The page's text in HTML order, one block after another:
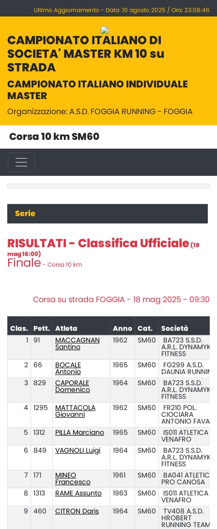
Ultimo Aggiornamento - Data: 10 agosto 2025 / Ora: 23:08:46
CAMPIONATO ITALIANO DI
SOCIETA' MASTER KM 10 su
STRADA
CAMPIONATO ITALIANO INDIVIDUALE
MASTER
Organizzazione: A.S.D. FOGGIA RUNNING - FOGGIA
Corsa 10 km SM60
Serie
RISULTATI - Classifica Ufficiale (18
mag 16:00)
Finale - Corsa 10 km
Corsa su strada FOGGIA - 18 mag 2025 - 09:30
Clas. Pett. Atleta Anno Cat.
Società
91
MACCAGNAN
Santino
1962 SM60
BA723 S.S.D.
A.R.L. DYNAMYK
FITNESS
2
66
BOCALE
Antonio
1965 SM60
FG299 A.S.D.
DAUNIA RUNNING
3
829
CAPORALE
Domenico
1964 SM60
BA723 S.S.D.
A.R.L. DYNAMYK
FITNESS
4
1295
MATTACOLA
Giovanni
1962 SM60
FR210 POL.
CIOCIARA
ANTONIO FAVA
5
1312 PILLA Marciano 1965 SM60
IS011 ATLETICA
VENAFRO
6
849 VAGNOLI Luigi 1964 SM60
BA723 S.S.D.
A.R.L. DYNAMYK
FITNESS
7
171
MINEO
Francesco
1961 SM60
BA041 ATLETICA
PRO CANOSA
8
1313 RAME Assunto 1963 SM60
IS011 ATLETICA
VENAFRO
9
460 CITRON Daris 1964 SM60
TV408 A.S.D.
HROBERT
RUNNING TEAM